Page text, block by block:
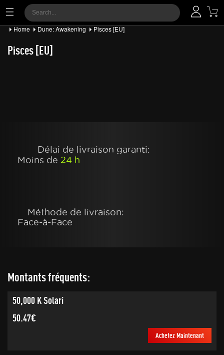
Home Dune: Awakening Pisces [EU]
Pisces [EU]
Délai de livraison garanti:
Moins de 24 h
Méthode de livraison:
Face-à-Face
Montants fréquents:
50,000 K Solari
50.47€
Achetez Maintenant